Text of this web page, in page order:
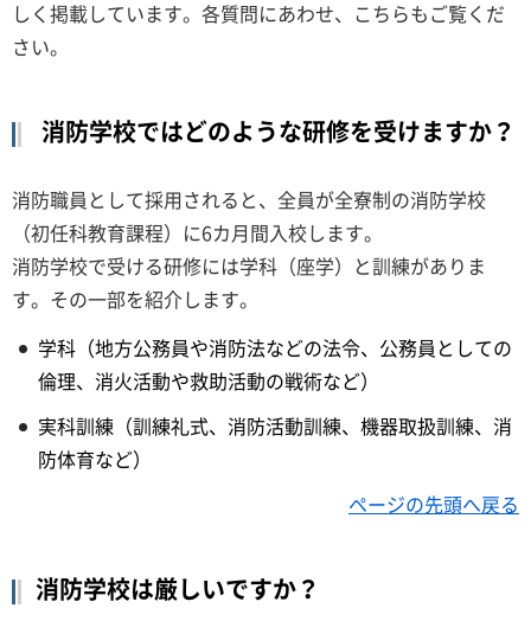
しく掲載しています。各質問にあわせ、こちらもご覧くだ
さい。
消防学校ではどのような研修を受けますか？
消防職員として採用されると、全員が全寮制の消防学校
（初任科教育課程）に6カ月間入校します。
消防学校で受ける研修には学科（座学）と訓練がありま
す。その一部を紹介します。
学科（地方公務員や消防法などの法令、公務員としての
倫理、消火活動や救助活動の戦術など）
実科訓練（訓練礼式、消防活動訓練、機器取扱訓練、消
防体育など）
ページの先頭へ戻る
消防学校は厳しいですか？